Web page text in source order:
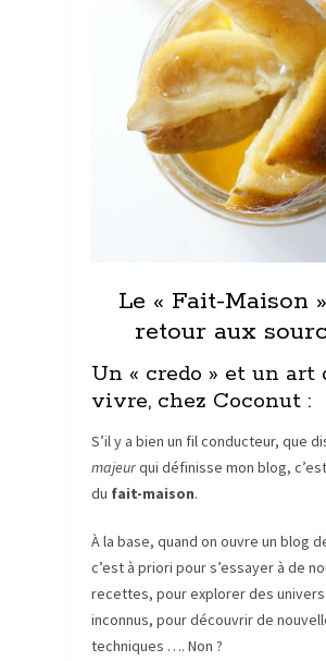
Le « Fait-Maison
retour aux
Un « credo » et un art
vivre, chez Coconut :
S’il y a bien un fil conducteur, que
majeurqui définisse mon blog,
du fait-maison.
À la base, quand on ouvre un blog
c’est à priori pour s’essayer à de
recettes, pour explorer des
inconnus, pour découvrir de
techniques …. Non ?